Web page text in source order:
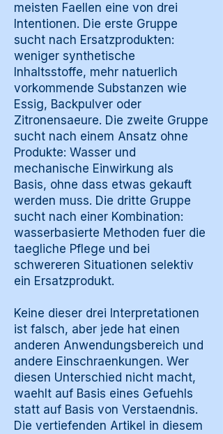
meisten Faellen eine von drei
Intentionen. Die erste Gruppe
sucht nach Ersatzprodukten:
weniger synthetische
Inhaltsstoffe, mehr natuerlich
vorkommende Substanzen wie
Essig, Backpulver oder
Zitronensaeure. Die zweite Gruppe
sucht nach einem Ansatz ohne
Produkte: Wasser und
mechanische Einwirkung als
Basis, ohne dass etwas gekauft
werden muss. Die dritte Gruppe
sucht nach einer Kombination:
wasserbasierte Methoden fuer die
taegliche Pflege und bei
schwereren Situationen selektiv
ein Ersatzprodukt.
Keine dieser drei Interpretationen
ist falsch, aber jede hat einen
anderen Anwendungsbereich und
andere Einschraenkungen. Wer
diesen Unterschied nicht macht,
waehlt auf Basis eines Gefuehls
statt auf Basis von Verstaendnis.
Die vertiefenden Artikel in diesem